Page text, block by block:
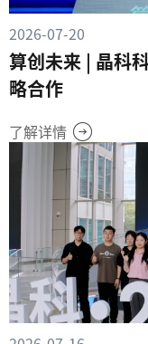
2026-07-20
算创未来 | 晶科
略合作
了解详情